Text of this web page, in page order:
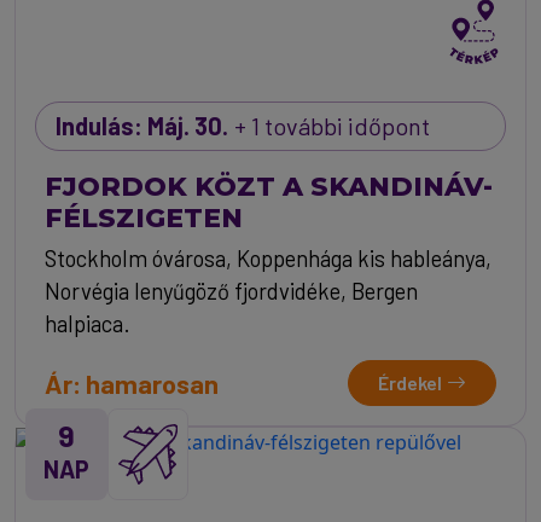
Indulás: Máj. 30. + 1 további időpont
FJORDOK KÖZT A SKANDINÁV-
FÉLSZIGETEN
Stockholm óvárosa, Koppenhága kis hableánya,
Norvégia lenyűgöző fjordvidéke, Bergen
halpiaca.
Ár: hamarosan Érdekel
9
NAP